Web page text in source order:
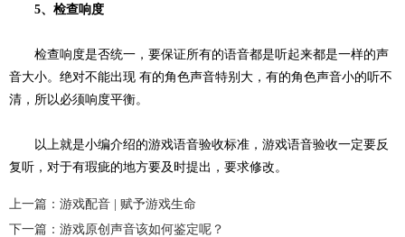
5、检查响度
检查响度是否统一，要保证所有的语音都是听起来都是一样的声
音大小。绝对不能出现 有的角色声音特别大，有的角色声音小的听不
清，所以必须响度平衡。
以上就是小编介绍的游戏语音验收标准，游戏语音验收一定要反
复听，对于有瑕疵的地方要及时提出，要求修改。
上一篇：游戏配音 | 赋予游戏生命
下一篇：游戏原创声音该如何鉴定呢？